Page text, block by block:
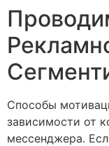
Способы
зависимости от
мессенджера.